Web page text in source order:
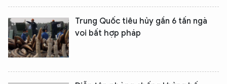
Trung Quốc tiêu hủy gần 6 tấn ngà
voi bất hợp pháp
Hãy hỏi tôi bất kỳ điều gì bạn cần biết về
An Ninh Thủ Đô nhé. Tôi sẵn sàng hỗ trợ!